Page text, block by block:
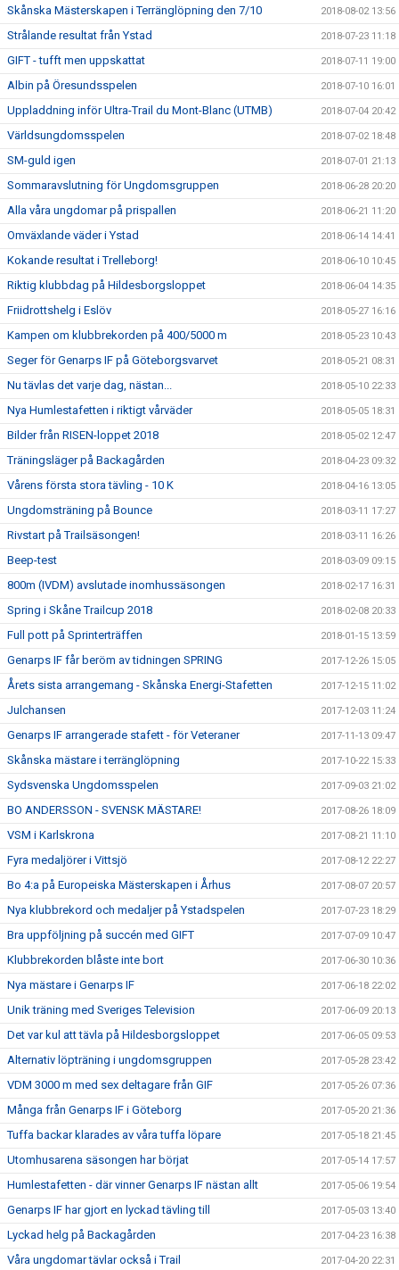
Skånska Mästerskapen i Terränglöpning den 7/10 2018-08-02 13:56
Strålande resultat från Ystad 2018-07-23 11:18
GIFT - tufft men uppskattat 2018-07-11 19:00
Albin på Öresundsspelen 2018-07-10 16:01
Uppladdning inför Ultra-Trail du Mont-Blanc (UTMB) 2018-07-04 20:42
Världsungdomsspelen 2018-07-02 18:48
SM-guld igen 2018-07-01 21:13
Sommaravslutning för Ungdomsgruppen 2018-06-28 20:20
Alla våra ungdomar på prispallen 2018-06-21 11:20
Omväxlande väder i Ystad 2018-06-14 14:41
Kokande resultat i Trelleborg! 2018-06-10 10:45
Riktig klubbdag på Hildesborgsloppet 2018-06-04 14:35
Friidrottshelg i Eslöv 2018-05-27 16:16
Kampen om klubbrekorden på 400/5000 m 2018-05-23 10:43
Seger för Genarps IF på Göteborgsvarvet 2018-05-21 08:31
Nu tävlas det varje dag, nästan... 2018-05-10 22:33
Nya Humlestafetten i riktigt vårväder 2018-05-05 18:31
Bilder från RISEN-loppet 2018 2018-05-02 12:47
Träningsläger på Backagården 2018-04-23 09:32
Vårens första stora tävling - 10 K 2018-04-16 13:05
Ungdomsträning på Bounce 2018-03-11 17:27
Rivstart på Trailsäsongen! 2018-03-11 16:26
Beep-test 2018-03-09 09:15
800m (IVDM) avslutade inomhussäsongen 2018-02-17 16:31
Spring i Skåne Trailcup 2018 2018-02-08 20:33
Full pott på Sprinterträffen 2018-01-15 13:59
Genarps IF får beröm av tidningen SPRING 2017-12-26 15:05
Årets sista arrangemang - Skånska Energi-Stafetten 2017-12-15 11:02
Julchansen 2017-12-03 11:24
Genarps IF arrangerade stafett - för Veteraner 2017-11-13 09:47
Skånska mästare i terränglöpning 2017-10-22 15:33
Sydsvenska Ungdomsspelen 2017-09-03 21:02
BO ANDERSSON - SVENSK MÄSTARE! 2017-08-26 18:09
VSM i Karlskrona 2017-08-21 11:10
Fyra medaljörer i Vittsjö 2017-08-12 22:27
Bo 4:a på Europeiska Mästerskapen i Århus 2017-08-07 20:57
Nya klubbrekord och medaljer på Ystadspelen 2017-07-23 18:29
Bra uppföljning på succén med GIFT 2017-07-09 10:47
Klubbrekorden blåste inte bort 2017-06-30 10:36
Nya mästare i Genarps IF 2017-06-18 22:02
Unik träning med Sveriges Television 2017-06-09 20:13
Det var kul att tävla på Hildesborgsloppet 2017-06-05 09:53
Alternativ löpträning i ungdomsgruppen 2017-05-28 23:42
VDM 3000 m med sex deltagare från GIF 2017-05-26 07:36
Många från Genarps IF i Göteborg 2017-05-20 21:36
Tuffa backar klarades av våra tuffa löpare 2017-05-18 21:45
Utomhusarena säsongen har börjat 2017-05-14 17:57
Humlestafetten - där vinner Genarps IF nästan allt 2017-05-06 19:54
Genarps IF har gjort en lyckad tävling till 2017-05-03 13:40
Lyckad helg på Backagården 2017-04-23 16:38
Våra ungdomar tävlar också i Trail 2017-04-20 22:31